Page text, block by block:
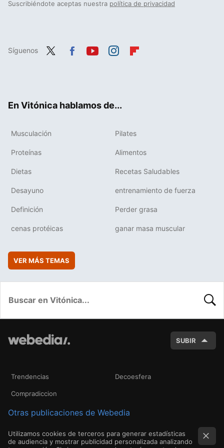
Suscribiéndote aceptas nuestra política de privacidad
Síguenos
En Vitónica hablamos de...
Musculación Pilates
Proteínas Alimentos
Dietas Recetas Saludables
Desayuno entrenamiento de fuerza
Definición Perder grasa
cenas protéicas ganar masa muscular
VER MÁS TEMAS
SUBIR
Trendencias Decoesfera
Compradiccion
Otras publicaciones de Webedia
Utilizamos cookies de terceros para generar estadísticas
de audiencia y mostrar publicidad personalizada analizando